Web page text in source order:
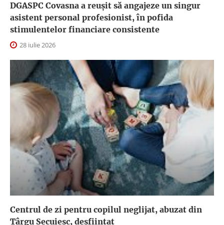
DGASPC Covasna a reuşit să angajeze un singur
asistent personal profesionist, în pofida
stimulentelor financiare consistente
28 iulie 2026
Centrul de zi pentru copilul neglijat, abuzat din
Târgu Secuiesc, desfiinţat